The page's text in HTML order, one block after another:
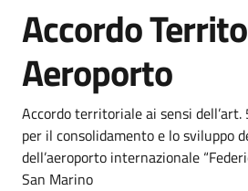
Accordo
Aeroporto
Dettagli
Accordo territoriale ai sensi
per il consolidamento e lo sviluppo
dell’aeroporto internazionale
San Marino